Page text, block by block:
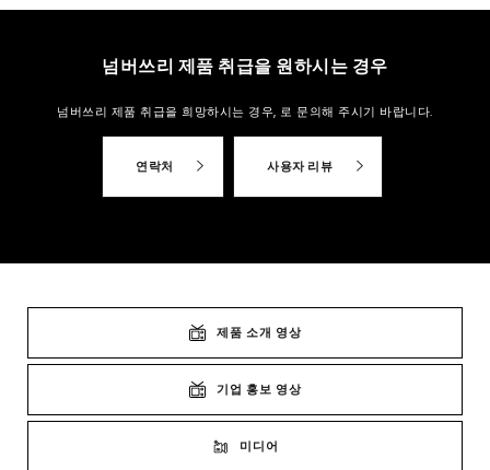
넘버쓰리 제품 취급을 원하시는 경우
넘버쓰리 제품 취급을 희망하시는 경우, 로 문의해 주시기 바랍니다.
연락처 사용자 리뷰
제품 소개 영상
기업 홍보 영상
미디어